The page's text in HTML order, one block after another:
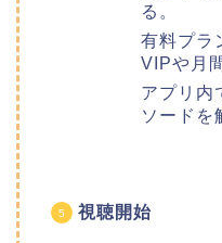
る。
有料プラ
VIPや月
アプリ内
ソードを
視聴開始